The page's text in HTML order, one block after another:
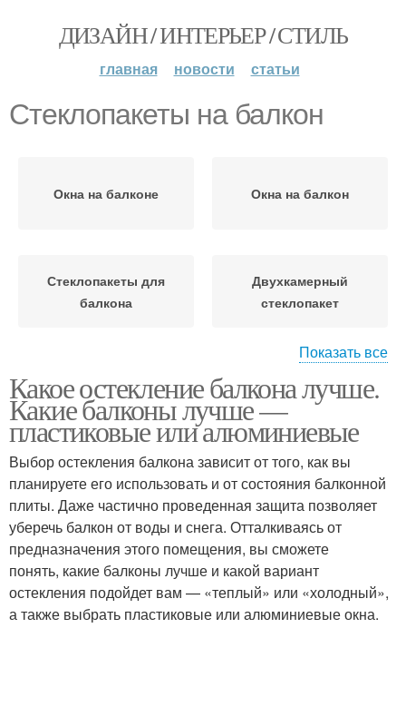
ДИЗАЙН / ИНТЕРЬЕР / СТИЛЬ
главная новости статьи
Стеклопакеты на балкон
Окна на балконе Окна на балкон
Стеклопакеты для
балкона
Двухкамерный
стеклопакет
Стеклопакет на балкон
конденсата
Показать все
Какое остекление балкона лучше.
Какие балконы лучше —
пластиковые или алюминиевые
Выбор остекления балкона зависит от того, как вы
планируете его использовать и от состояния балконной
плиты. Даже частично проведенная защита позволяет
уберечь балкон от воды и снега. Отталкиваясь от
предназначения этого помещения, вы сможете
понять, какие балконы лучше и какой вариант
остекления подойдет вам — «теплый» или «холодный»,
а также выбрать пластиковые или алюминиевые окна.